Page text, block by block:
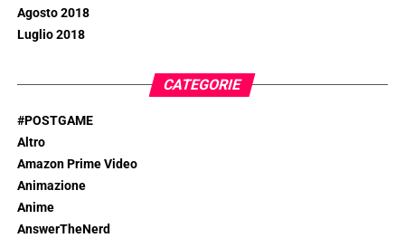
Agosto 2018
Luglio 2018
CATEGORIE
#POSTGAME
Altro
Amazon Prime Video
Animazione
Anime
AnswerTheNerd